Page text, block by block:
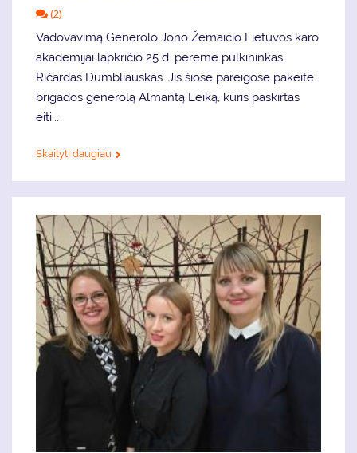
(2)
Vadovavimą Generolo Jono Žemaičio Lietuvos karo
akademijai lapkričio 25 d. perėmė pulkininkas
Ričardas Dumbliauskas. Jis šiose pareigose pakeitė
brigados generolą Almantą Leiką, kuris paskirtas
eiti...
Skaityti daugiau